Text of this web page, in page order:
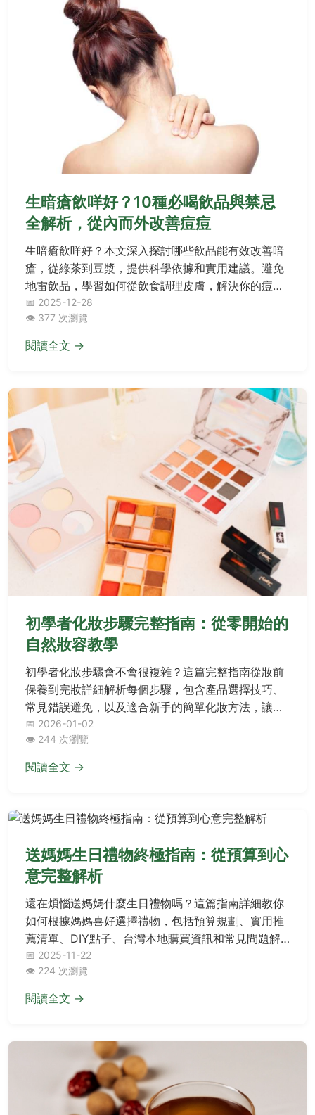
生暗瘡飲咩好？10種必喝飲品與禁忌
全解析，從內而外改善痘痘
生暗瘡飲咩好？本文深入探討哪些飲品能有效改善暗
瘡，從綠茶到豆漿，提供科學依據和實用建議。避免
地雷飲品，學習如何從飲食調理皮膚，解決你的痘痘
困擾。
📅 2025-12-28
👁️ 377 次瀏覽
閱讀全文 →
初學者化妝步驟完整指南：從零開始的
自然妝容教學
初學者化妝步驟會不會很複雜？這篇完整指南從妝前
保養到完妝詳細解析每個步驟，包含產品選擇技巧、
常見錯誤避免，以及適合新手的簡單化妝方法，讓你
快速掌握自然日常妝容的要領。
📅 2026-01-02
👁️ 244 次瀏覽
閱讀全文 →
送媽媽生日禮物終極指南：從預算到心
意完整解析
還在煩惱送媽媽什麼生日禮物嗎？這篇指南詳細教你
如何根據媽媽喜好選擇禮物，包括預算規劃、實用推
薦清單、DIY點子、台灣本地購買資訊和常見問題解
答.
📅 2025-11-22
👁️ 224 次瀏覽
閱讀全文 →